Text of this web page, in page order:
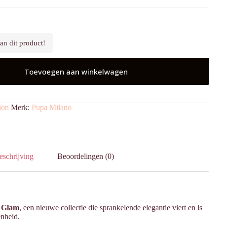
dit product!
Toevoegen aan winkelwagen
Merk: Pupa Milano
Beoordelingen (0)
, een nieuwe collectie die sprankelende elegantie viert en is